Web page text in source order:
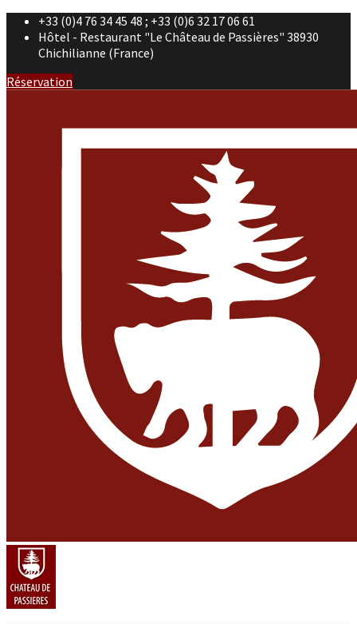
+33 (0)4 76 34 45 48 ; +33 (0)6 32 17 06 61
Hôtel - Restaurant "Le Château de Passières" 38930
Chichilianne (France)
Réservation